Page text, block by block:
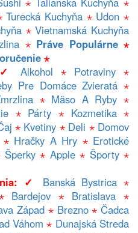
Turecká Kuchyňa ⋆ Udon ⋆
⋆Vietnamská Kuchyňa
⋆ Práve Populárne⋆
⋆
✓ Alkohol ⋆ Potraviny ⋆
Pre Domáce Zvieratá ⋆
⋆ Mäso A Ryby ⋆
⋆ Párty ⋆ Kozmetika⋆
⋆ Kvetiny ⋆ Deli ⋆ Domov
⋆ Hračky A Hry ⋆ Erotické
Šperky⋆ Apple⋆ Športy⋆
✓
Banská Bystrica ⋆
Bardejov ⋆ Bratislava ⋆
Západ ⋆ Brezno⋆ Čadca
Váhom ⋆ Dunajská Streda